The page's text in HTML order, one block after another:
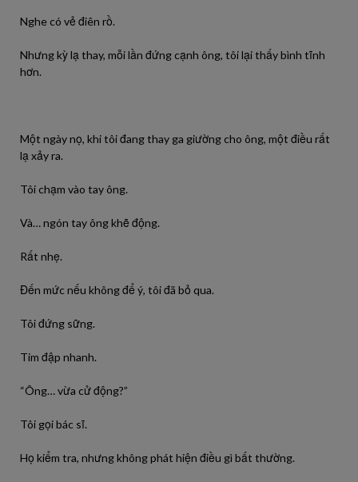
Nghe có vẻ điên rồ.
Nhưng kỳ lạ thay, mỗi lần đứng cạnh ông, tôi lại thấy bình tĩnh
hơn.
Một ngày nọ, khi tôi đang thay ga giường cho ông, một điều rất
lạ xảy ra.
Tôi chạm vào tay ông.
Và… ngón tay ông khẽ động.
Rất nhẹ.
Đến mức nếu không để ý, tôi đã bỏ qua.
Tôi đứng sững.
Tim đập nhanh.
“Ông… vừa cử động?”
Tôi gọi bác sĩ.
Họ kiểm tra, nhưng không phát hiện điều gì bất thường.